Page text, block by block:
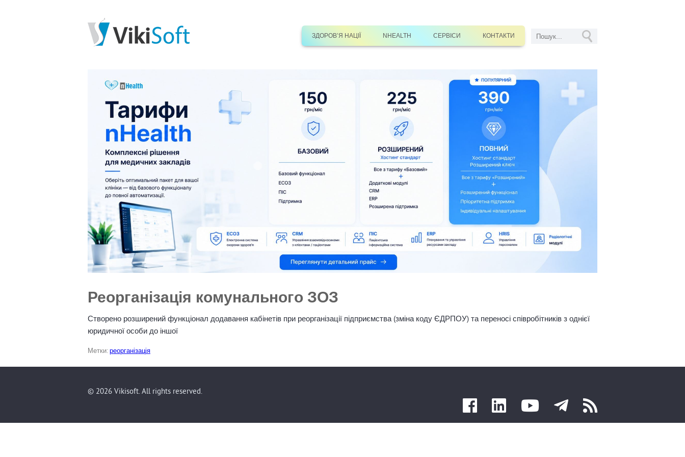
ЗДОРОВ’Я НАЦІЇ NHEALTH СЕРВІСИ КОНТАКТИ
Реорганізація комунального ЗОЗ
Створено розширений функціонал додавання кабінетів при реорганізації підприємства (зміна коду ЄДРПОУ) та переносі співробітників з однієї
юридичної особи до іншої
Метки:реорганізація
© 2026 Vikisoft. All rights reserved.